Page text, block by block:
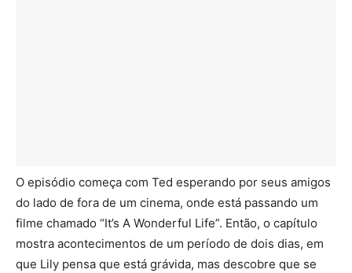
O episódio começa com Ted esperando por seus amigos
do lado de fora de um cinema, onde está passando um
filme chamado “It’s A Wonderful Life”. Então, o capítulo
mostra acontecimentos de um período de dois dias, em
que Lily pensa que está grávida, mas descobre que se